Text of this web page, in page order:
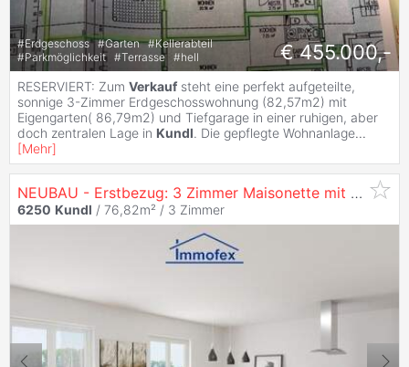
#Erdgeschoss #Garten #Kellerabteil
#Parkmöglichkeit #Terrasse #hell € 455.000,-
RESERVIERT: Zum Verkauf steht eine perfekt aufgeteilte,
sonnige 3-Zimmer Erdgeschosswohnung (82,57m2) mit
Eigengarten( 86,79m2) und Tiefgarage in einer ruhigen, aber
doch zentralen Lage in Kundl. Die gepflegte Wohnanlage...
[Mehr]
NEUBAU - Erstbezug: 3 Zimmer Maisonette mit 2 Terrassen
6250 Kundl / 76,82m² / 3 Zimmer